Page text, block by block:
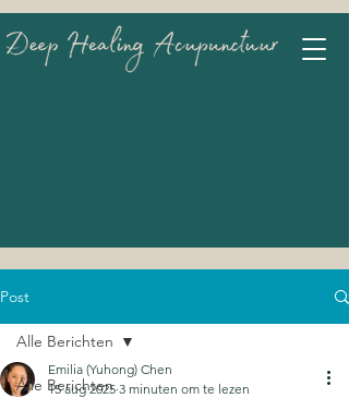
Post
Alle Berichten
Alle Berichten
Emilia (Yuhong) Chen
15 aug 2025 3 minuten om te lezen